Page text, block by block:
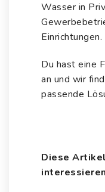
Wasser in
Einrichtungen.
Du hast eine
an und wir
passende
Diese
interessieren